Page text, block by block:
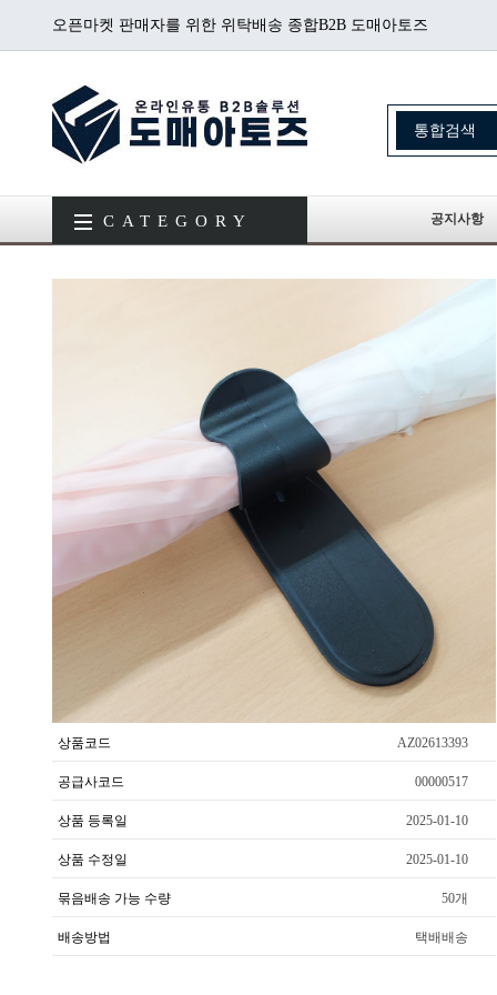
오픈마켓 판매자를 위한 위탁배송 종합B2B 도매아토즈
CATEGORY 공지사항
상품코드 AZ02613393
공급사코드 00000517
상품 등록일 2025-01-10
상품 수정일 2025-01-10
묶음배송 가능 수량 50개
배송방법 택배배송